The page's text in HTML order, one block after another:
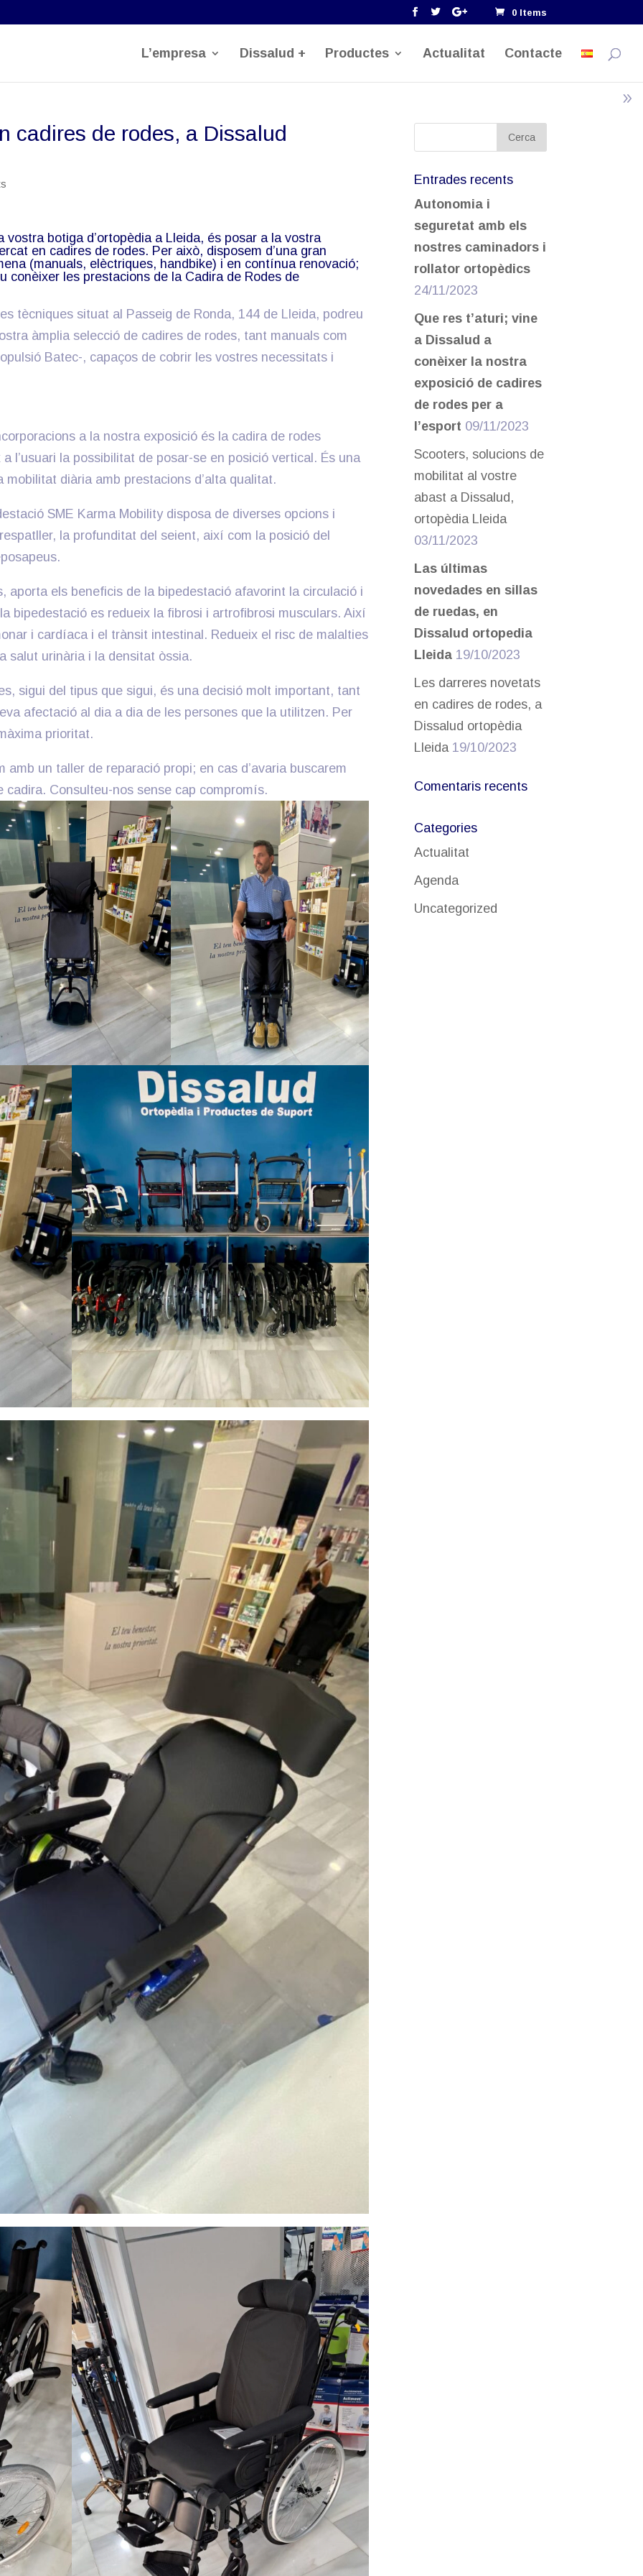
0 Items
L’empresa Dissalud + Productes Actualitat Contacte
cadires de rodes, a Dissalud
botiga d’ortopèdia a Lleida, és posar a la vostra
en cadires de rodes. Per això, disposem d’una gran
(manuals, elèctriques, handbike) i en contínua renovació;
conèixer les prestacions de la Cadira de Rodes de
tècniques situat al Passeig de Ronda, 144 de Lleida, podreu
àmplia selecció de cadires de rodes, tant manuals com
Batec-, capaços de cobrir les vostres necessitats i
a la nostra exposició és la cadira de rodes
l’usuari la possibilitat de posar-se en posició vertical. És una
diària amb prestacions d’alta qualitat.
SME Karma Mobility disposa de diverses opcions i
la profunditat del seient, així com la posició del
aporta els beneficis de la bipedestació afavorint la circulació i
bipedestació es redueix la fibrosi i artrofibrosi musculars. Així
i cardíaca i el trànsit intestinal. Redueix el risc de malalties
salut urinària i la densitat òssia.
sigui del tipus que sigui, és una decisió molt important, tant
afectació al dia a dia de les persones que la utilitzen. Per
prioritat.
un taller de reparació propi; en cas d’avaria buscarem
cadira. Consulteu-nos sense cap compromís.
Entrades recents
Autonomia i
seguretat amb els
nostres caminadors i
rollator ortopèdics
24/11/2023
Que res t’aturi; vine
a Dissalud a
conèixer la nostra
exposició de cadires
de rodes per a
l’esport 09/11/2023
Scooters, solucions de
mobilitat al vostre
abast a Dissalud,
ortopèdia Lleida
03/11/2023
Las últimas
novedades en sillas
de ruedas, en
Dissalud ortopedia
Lleida 19/10/2023
Les darreres novetats
en cadires de rodes, a
Dissalud ortopèdia
Lleida 19/10/2023
Comentaris recents
Categories
Actualitat
Agenda
Uncategorized